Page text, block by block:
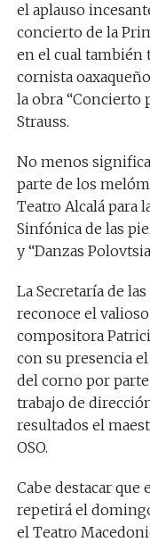
el aplauso
concierto de la
en el cual también
cornista
la obra “Concierto
Strauss.
No menos
parte de los
Teatro Alcalá para
Sinfónica de las
y “Danzas
La Secretaría de
reconoce el
compositora
con su presencia
del corno por
trabajo de
resultados el
OSO.
Cabe destacar
repetirá el
el Teatro